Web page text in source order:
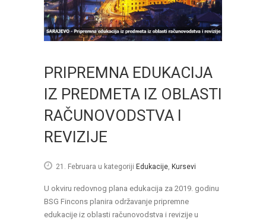
PRIPREMNA EDUKACIJA
IZ PREDMETA IZ OBLASTI
RAČUNOVODSTVA I
REVIZIJE
21. Februara u kategoriji Edukacije Kursevi
U okviru redovnog plana edukacija za 2019. godinu
BSG Fincons planira održavanje pripremne
edukacije iz oblasti računovodstva i revizije u